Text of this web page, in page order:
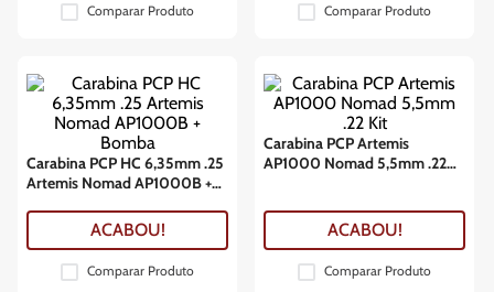
Comparar Produto Comparar Produto
Carabina PCP HC 6,35mm .25
Artemis Nomad AP1000B +
ACABOU!
Comparar Produto
Carabina PCP Artemis
AP1000 Nomad 5,5mm .22
ACABOU!
Comparar Produto